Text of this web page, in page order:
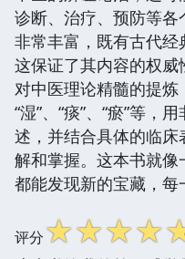
诊断、治疗、预防等
非常丰富，既有古代经
这保证了其内容的权
对中医理论精髓的提
“湿”、“痰”、“瘀”等，
述，并结合具体的临
解和掌握。这本书就
都能发现新的宝藏，每
评分☆☆☆☆